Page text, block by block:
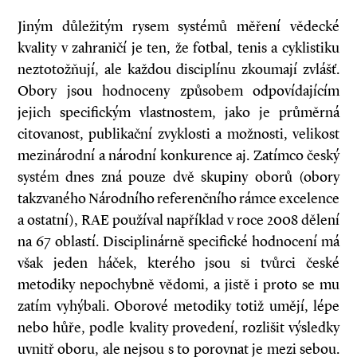
Jiným důležitým rysem systémů měření vědecké
kvality v zahraničí je ten, že fotbal, tenis a cyklistiku
neztotožňují, ale každou disciplínu zkoumají zvlášť.
Obory jsou hodnoceny způsobem odpovídajícím
jejich specifickým vlastnostem, jako je průměrná
citovanost, publikační zvyklosti a možnosti, velikost
mezinárodní a národní konkurence aj. Zatímco český
systém dnes zná pouze dvě skupiny oborů (obory
takzvaného Národního referenčního rámce excelence
a ostatní), RAE používal například v roce 2008 dělení
na 67 oblastí. Disciplinárně specifické hodnocení má
však jeden háček, kterého jsou si tvůrci české
metodiky nepochybně vědomi, a jistě i proto se mu
zatím vyhýbali. Oborové metodiky totiž umějí, lépe
nebo hůře, podle kvality provedení, rozlišit výsledky
uvnitř oboru, ale nejsou s to porovnat je mezi sebou.